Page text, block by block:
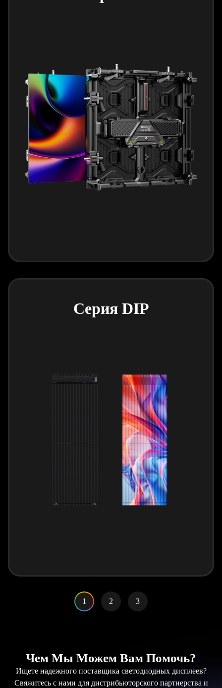
Серия DIP
1 2 3
Чем Мы Можем Вам Помочь?
Ищете надежного поставщика светодиодных дисплеев?
Свяжитесь с нами для дистрибьюторского партнерства и